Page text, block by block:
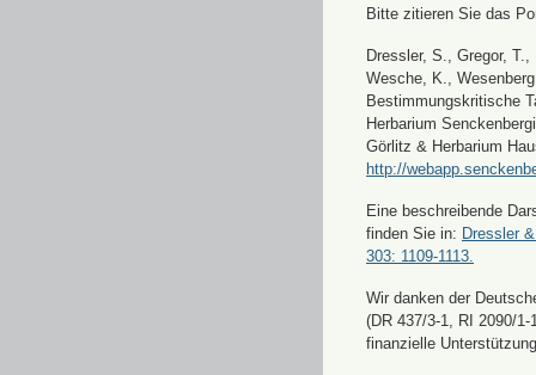
Bitte zitieren Sie das
Dressler, S., Gregor,
Wesche, K.,
Bestimmungskritische
Herbarium
Görlitz & Herbarium
http://
Eine beschreibende
finden Sie in: Dressler
303: 1109-1113.
Wir danken der
(DR 437/3-1, RI 2090/
finanzielle